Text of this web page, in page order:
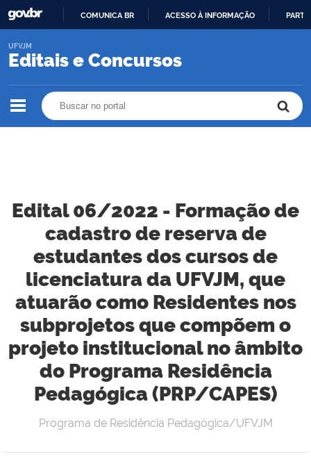
O
COMUNICA BR ACESSO À INFORMAÇÃO
Editais e Concursos
UFVJM
Edital 06/2022 - Formação de
cadastro de reserva de
estudantes dos cursos de
licenciatura da UFVJM, que
atuarão como Residentes nos
subprojetos que compõem o
projeto institucional no âmbito
do Programa Residência
Pedagógica (PRP/CAPES)
Programa de Residência Pedagógica/UFVJM